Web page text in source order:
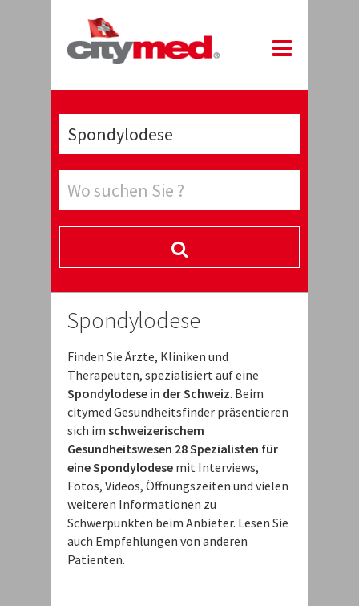
Spondylodese
Finden Sie Ärzte, Kliniken und
Therapeuten, spezialisiert auf eine
Spondylodese in der Schweiz. Beim
citymed Gesundheitsfinder präsentieren
sich im schweizerischem
Gesundheitswesen 28 Spezialisten für
eine Spondylodese mit Interviews,
Fotos, Videos, Öffnungszeiten und vielen
weiteren Informationen zu
Schwerpunkten beim Anbieter. Lesen Sie
auch Empfehlungen von anderen
Patienten.